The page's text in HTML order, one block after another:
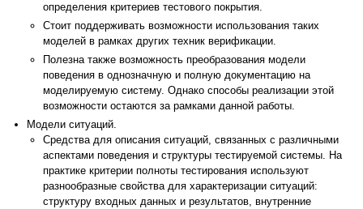
определения критериев тестового покрытия.
Стоит поддерживать возможности использования таких
моделей в рамках других техник верификации.
Полезна также возможность преобразования модели
поведения в однозначную и полную документацию на
моделируемую систему. Однако способы реализации этой
возможности остаются за рамками данной работы.
Модели ситуаций.
Средства для описания ситуаций, связанных с различными
аспектами поведения и структуры тестируемой системы. На
практике критерии полноты тестирования используют
разнообразные свойства для характеризации ситуаций:
структуру входных данных и результатов, внутренние